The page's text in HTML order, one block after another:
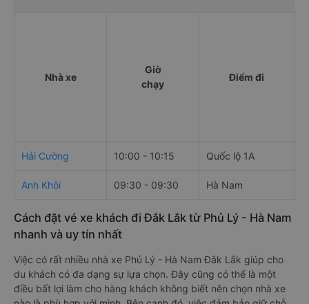
Nhà xe
Giờ
chạy
Điểm đi
Hải Cường 10:00 - 10:15 Quốc lộ 1A
Anh Khôi 09:30 - 09:30 Hà Nam
Cách đặt vé xe khách đi Đắk Lắk từ Phủ Lý - Hà Nam
nhanh và uy tín nhất
Việc có rất nhiều nhà xe Phủ Lý - Hà Nam Đắk Lắk giúp cho
du khách có đa dạng sự lựa chọn. Đây cũng có thể là một
điều bất lợi làm cho hàng khách không biết nên chọn nhà xe